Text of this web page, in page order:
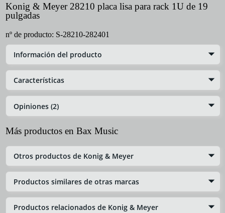
Konig & Meyer 28210 placa lisa para rack 1U de 19
pulgadas
nº de producto: S-28210-282401
Información del producto
Características
Opiniones (2)
Más productos en Bax Music
Otros productos de Konig & Meyer
Productos similares de otras marcas
Productos relacionados de Konig & Meyer